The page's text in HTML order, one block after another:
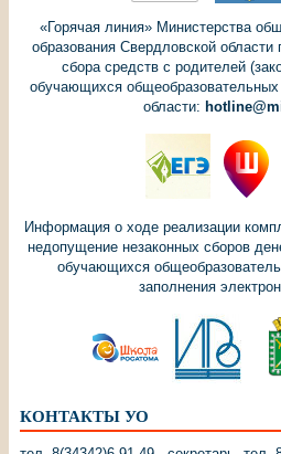
«Горячая линия» Министерства
образования Свердловской области
сбора средств с родителей
обучающихся
области:
Информация о ходе реализации
недопущение незаконных сборов
обучающихся
заполнения
КОНТАКТЫ УО